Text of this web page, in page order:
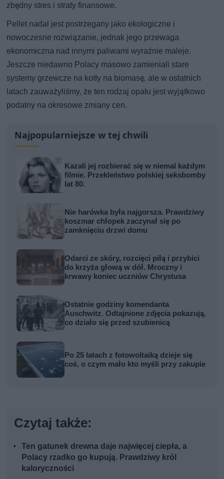
zbędny stres i straty finansowe.
Pellet nadal jest postrzegany jako ekologiczne i
nowoczesne rozwiązanie, jednak jego przewaga
ekonomiczna nad innymi paliwami wyraźnie maleje.
Jeszcze niedawno Polacy masowo zamieniali stare
systemy grzewcze na kotły na biomasę, ale w ostatnich
latach zauważyliśmy, że ten rodzaj opału jest wyjątkowo
podatny na okresowe zmiany cen.
Najpopularniejsze w tej chwili
Kazali jej rozbierać się w niemal każdym
filmie. Przekleństwo polskiej seksbomby
lat 80.
Nie harówka była najgorsza. Prawdziwy
koszmar chłopek zaczynał się po
zamknięciu drzwi domu
Odarci ze skóry, rozcięci piłą i przybici
do krzyża głową w dół. Mroczny i
krwawy koniec uczniów Chrystusa
Ostatnie godziny komendanta
Auschwitz. Odtajnione zdjęcia pokazują,
co działo się przed szubienicą
Po 25 latach z fotowoltaiką dzieje się
coś, o czym mało kto myśli przy zakupie
Czytaj także:
Ten gatunek drewna daje najwięcej ciepła, a
Polacy rzadko go kupują. Prawdziwy król
kaloryczności